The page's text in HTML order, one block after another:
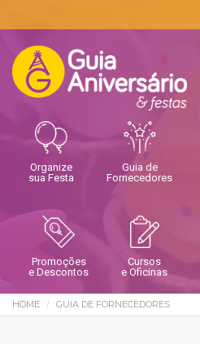
Organize
sua Festa
Guia de
Fornecedores
Promoções
e Descontos
Cursos
e Oficinas
HOME GUIA DE FORNECEDORES